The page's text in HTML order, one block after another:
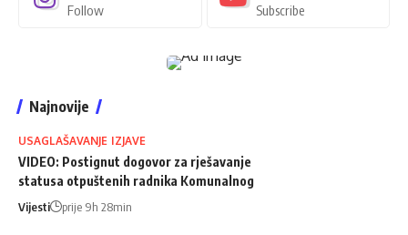
Follow Subscribe
Najnovije
USAGLAŠAVANJE IZJAVE
VIDEO: Postignut dogovor za rješavanje
statusa otpuštenih radnika Komunalnog
Vijesti prije 9h 28min